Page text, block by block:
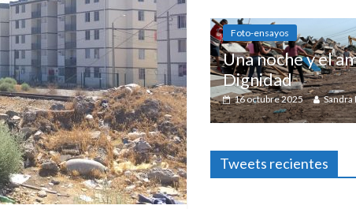
la memoria
un espacio-
Rivera 0
Foto-ensayos
Una noche y el amanecer en
Dignidad
16 octubre 2025 Sandra Rivera 0